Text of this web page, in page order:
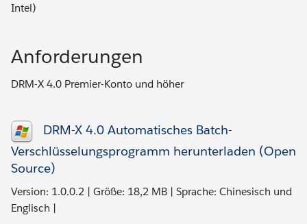
Intel)
Anforderungen
DRM-X 4.0 Premier-Konto und höher
DRM-X 4.0 Automatisches Batch-
Verschlüsselungsprogramm herunterladen (Open
Source)
Version: 1.0.0.2 | Größe: 18,2 MB | Sprache: Chinesisch und
Englisch |